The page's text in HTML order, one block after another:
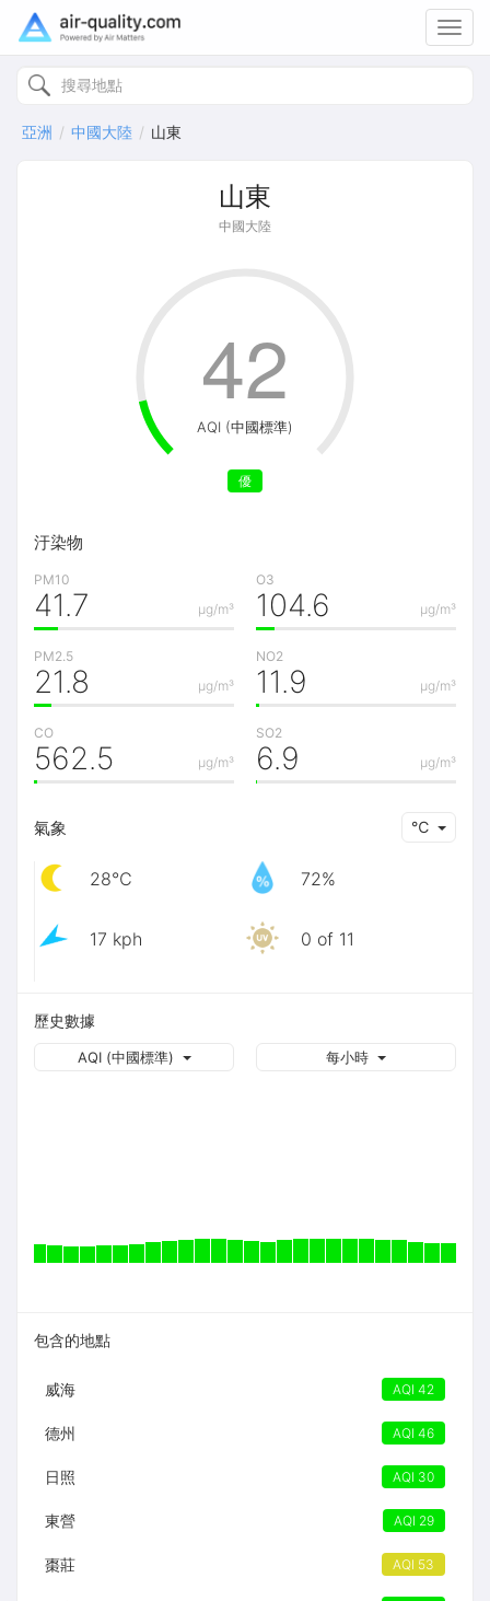
亞洲 中國大陸 山東
山東
中國大陸
AQI (中國標準)
優
42
汙染物
PM10
μg/m³
41.7
O3
μg/m³
104.6
PM2.5
μg/m³
21.8
NO2
μg/m³
11.9
CO
μg/m³
562.5
SO2
μg/m³
6.9
氣象 ℃
28℃ 72%
17 kph 0 of 11
歷史數據
每小時
AQI (中國標準)
包含的地點
威海 AQI 42
德州 AQI 46
日照 AQI 30
東營 AQI 29
棗莊 AQI 53